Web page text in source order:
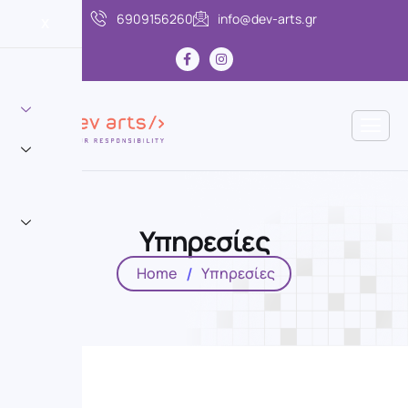
6909156260 info@dev-arts.gr
Υπηρεσίες
Home Υπηρεσίες